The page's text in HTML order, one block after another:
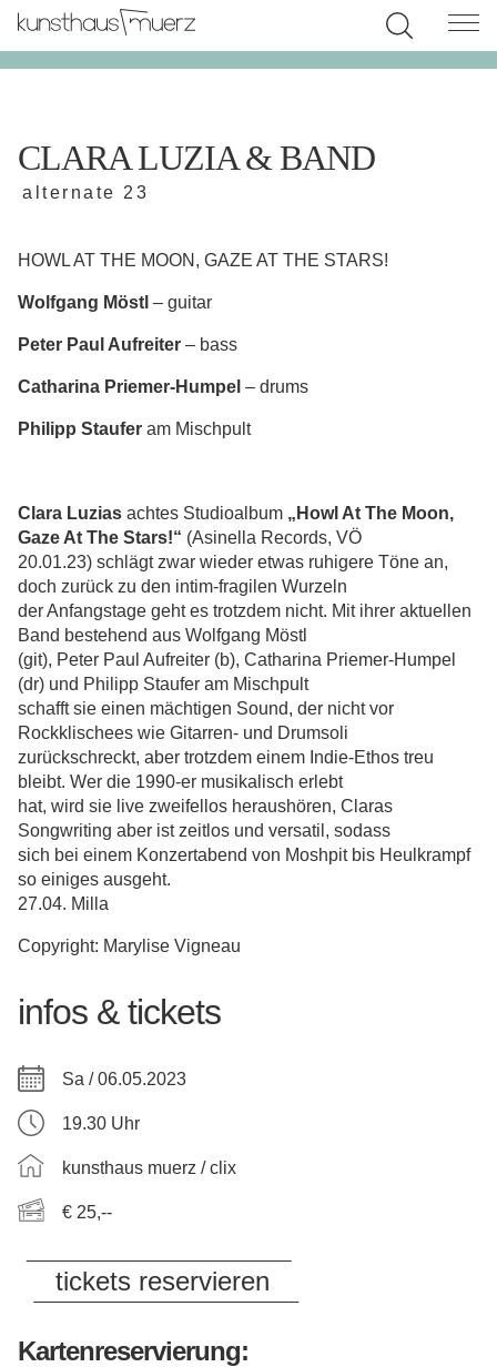
CLARA LUZIA & BAND
alternate 23
HOWL AT THE MOON, GAZE AT THE STARS!
Wolfgang Möstl – guitar
Peter Paul Aufreiter – bass
Catharina Priemer-Humpel – drums
Philipp Staufer am Mischpult
Clara Luzias achtes Studioalbum „Howl At The Moon,
Gaze At The Stars!“ (Asinella Records, VÖ
20.01.23) schlägt zwar wieder etwas ruhigere Töne an,
doch zurück zu den intim-fragilen Wurzeln
der Anfangstage geht es trotzdem nicht. Mit ihrer aktuellen
Band bestehend aus Wolfgang Möstl
(git), Peter Paul Aufreiter (b), Catharina Priemer-Humpel
(dr) und Philipp Staufer am Mischpult
schafft sie einen mächtigen Sound, der nicht vor
Rockklischees wie Gitarren- und Drumsoli
zurückschreckt, aber trotzdem einem Indie-Ethos treu
bleibt. Wer die 1990-er musikalisch erlebt
hat, wird sie live zweifellos heraushören, Claras
Songwriting aber ist zeitlos und versatil, sodass
sich bei einem Konzertabend von Moshpit bis Heulkrampf
so einiges ausgeht.
27.04. Milla
Copyright: Marylise Vigneau
infos & tickets
Sa / 06.05.2023
19.30 Uhr
kunsthaus muerz / clix
€ 25,--
tickets reservieren
Kartenreservierung: